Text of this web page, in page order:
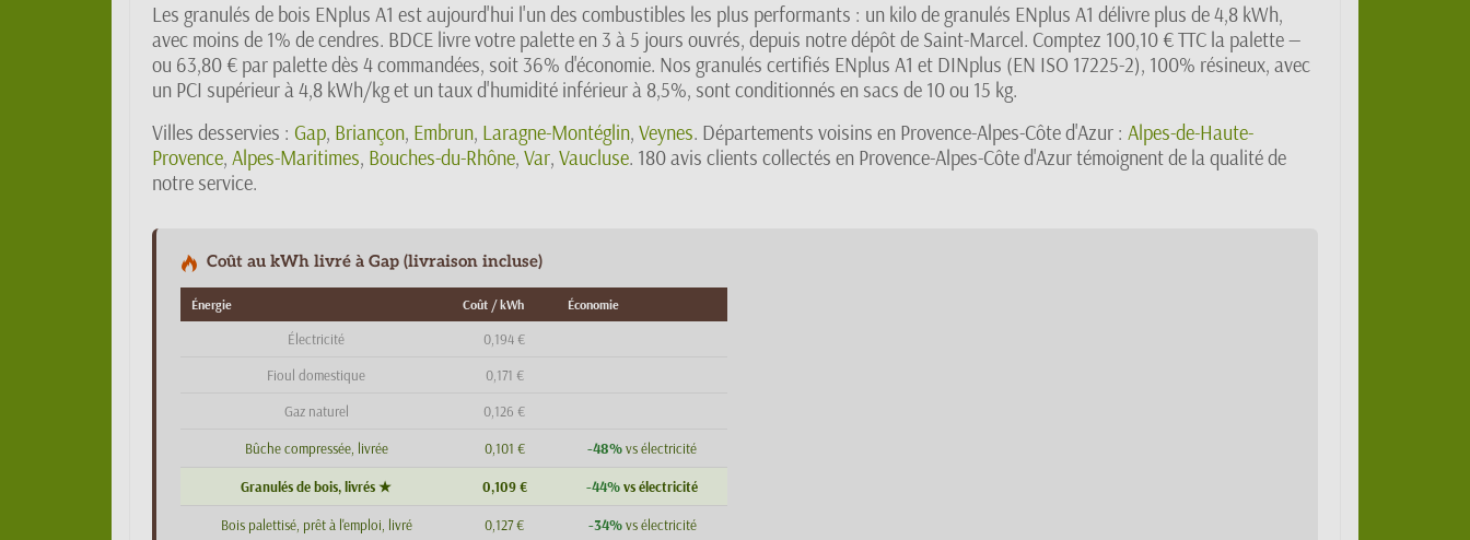
Les granulés de bois ENplus A1 est aujourd'hui l'un des combustibles les plus performants : un kilo de granulés ENplus A1 délivre plus de 4,8 kWh,
avec moins de 1% de cendres. BDCE livre votre palette en 3 à 5 jours ouvrés, depuis notre dépôt de Saint-Marcel. Comptez 100,10 € TTC la palette —
ou 63,80 € par palette dès 4 commandées, soit 36% d'économie. Nos granulés certifiés ENplus A1 et DINplus (EN ISO 17225-2), 100% résineux, avec
un PCI supérieur à 4,8 kWh/kg et un taux d'humidité inférieur à 8,5%, sont conditionnés en sacs de 10 ou 15 kg.
Villes desservies : Gap, Briançon, Embrun, Laragne-Montéglin, Veynes. Départements voisins en Provence-Alpes-Côte d'Azur : Alpes-de-Haute-
Provence, Alpes-Maritimes, Bouches-du-Rhône, Var, Vaucluse. 180 avis clients collectés en Provence-Alpes-Côte d'Azur témoignent de la qualité de
notre service.
Coût au kWh livré à Gap (livraison incluse)
Énergie Coût / kWh Économie
Électricité 0,194 €
Fioul domestique 0,171 €
Gaz naturel 0,126 €
Bûche compressée, livrée 0,101 € -48%vs électricité
Granulés de bois, livrés ★ 0,109 € -44%vs électricité
Bois palettisé, prêt à l'emploi, livré 0,127 € -34%vs électricité